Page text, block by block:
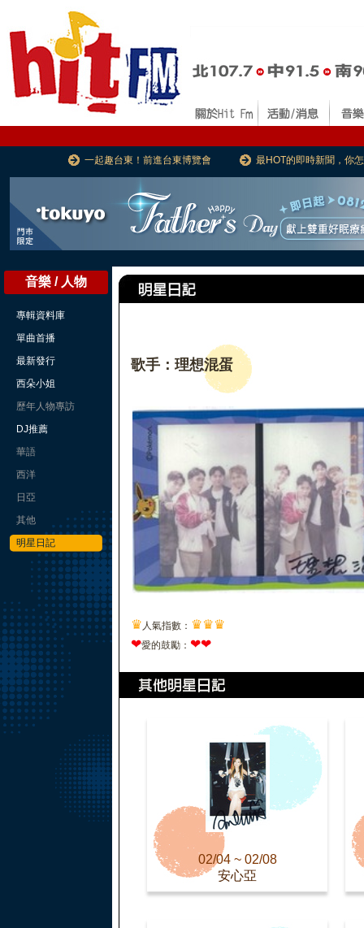
一起趣台東！前進台東博覽會 最HOT的即時新聞，你
音樂 / 人物
專輯資料庫
單曲首播
最新發行
西朵小姐
歷年人物專訪
DJ推薦
華語
西洋
日亞
其他
明星日記
歌手：理想混蛋
♛ 人氣指數： ♛♛♛
❤愛的鼓勵： ❤❤
02/04 ~ 02/08
安心亞